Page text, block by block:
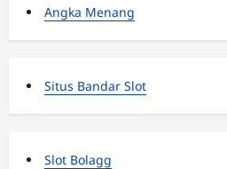
Angka Menang
Situs Bandar Slot
Slot Bolagg